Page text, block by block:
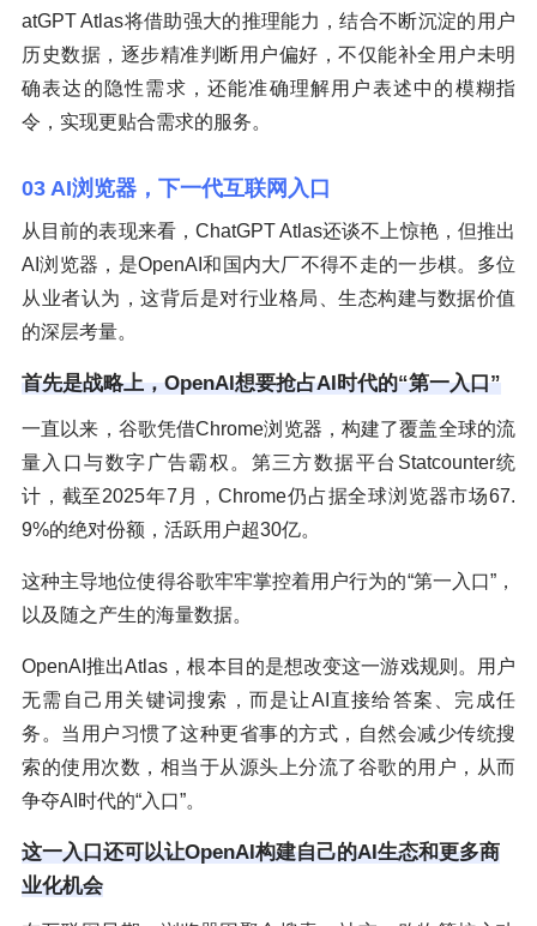
atGPT Atlas将借助强大的推理能力，结合不断沉淀的用户
历史数据，逐步精准判断用户偏好，不仅能补全用户未明
确表达的隐性需求，还能准确理解用户表述中的模糊指
令，实现更贴合需求的服务。
03 AI浏览器，下一代互联网入口
从目前的表现来看，ChatGPT Atlas还谈不上惊艳，但推出
AI浏览器，是OpenAI和国内大厂不得不走的一步棋。多位
从业者认为，这背后是对行业格局、生态构建与数据价值
的深层考量。
首先是战略上，OpenAI想要抢占AI时代的“第一入口”
一直以来，谷歌凭借Chrome浏览器，构建了覆盖全球的流
量入口与数字广告霸权。第三方数据平台Statcounter统
计，截至2025年7月，Chrome仍占据全球浏览器市场67.
9%的绝对份额，活跃用户超30亿。
这种主导地位使得谷歌牢牢掌控着用户行为的“第一入口”，
以及随之产生的海量数据。
OpenAI推出Atlas，根本目的是想改变这一游戏规则。用户
无需自己用关键词搜索，而是让AI直接给答案、完成任
务。当用户习惯了这种更省事的方式，自然会减少传统搜
索的使用次数，相当于从源头上分流了谷歌的用户，从而
争夺AI时代的“入口”。
这一入口还可以让OpenAI构建自己的AI生态和更多商
业化机会